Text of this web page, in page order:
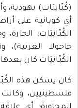
أي كوبانية على
الكُبّانِيَات:
جاحولا
الكُبّانِيَات كان بعدها
كان يسكن هذه
فلسطينيين،